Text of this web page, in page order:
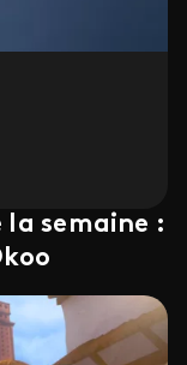
la semaine :